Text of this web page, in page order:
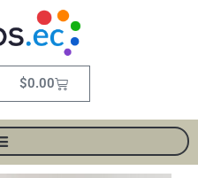
$0.00Carrito